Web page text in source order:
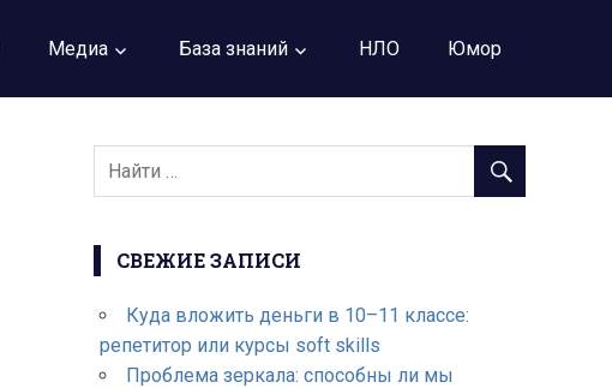
Медиа База знаний НЛО Юмор
СВЕЖИЕ ЗАПИСИ
Куда вложить деньги в 10–11 классе:
репетитор или курсы soft skills
Проблема зеркала: способны ли мы